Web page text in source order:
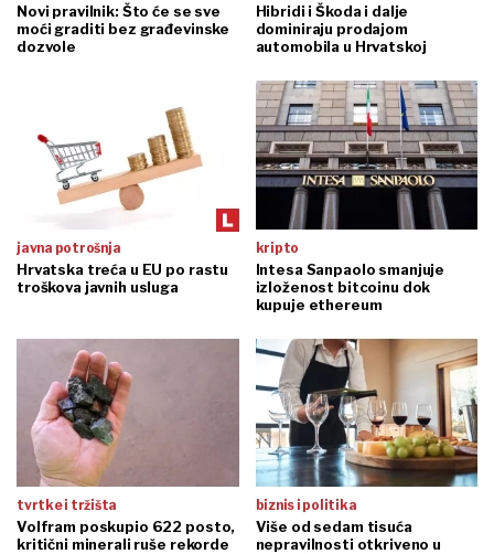
Novi pravilnik: Što će se sve
moći graditi bez građevinske
dozvole
Hibridi i Škoda i dalje
dominiraju prodajom
automobila u Hrvatskoj
javna potrošnja
Hrvatska treća u EU po rastu
troškova javnih usluga
kripto
Intesa Sanpaolo smanjuje
izloženost bitcoinu dok
kupuje ethereum
tvrtke i tržišta
Volfram poskupio 622 posto,
kritični minerali ruše rekorde
biznis i politika
Više od sedam tisuća
nepravilnosti otkriveno u